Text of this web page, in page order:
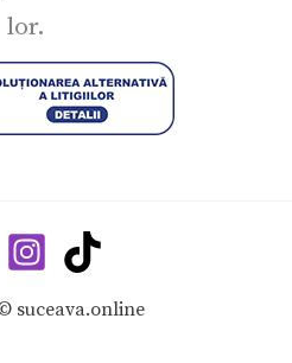
lor.
suceava.online